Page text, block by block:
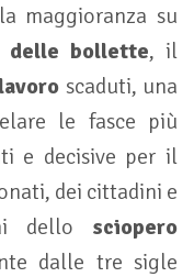
maggioranza su
delle bollette, il
scaduti, una
le fasce più
e decisive per il
dei cittadini e
dello sciopero
dalle tre sigle